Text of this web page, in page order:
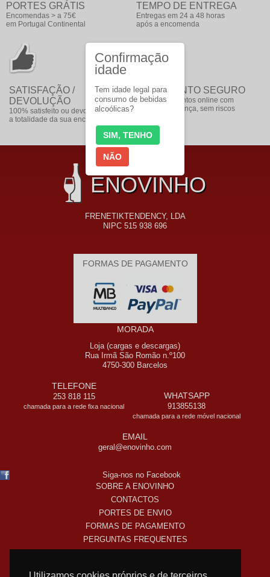
PORTES GRÁTIS
Encomendas > a 75€
em Portugal Continental
TEMPO DE ENTREGA
Entregas em 24 a 48 horas
após a encomenda
SATISFAÇÃO /
DEVOLUÇÃO
100% satisfeito ou devolvemos
a totalidade da sua encomenda
PAGAMENTO SEGURO
faça pagamentos online com
toda a segurança, sem riscos
ENOVINHO
FRENETIKTENDENCY, LDA
NIPC 515 938 696
FORMAS DE PAGAMENTO
MORADA
Loja (cargas e descargas)
Rua Irmã São Romão n.º100
4750-300 Barcelos
TELEFONE
253 818 115
chamada para a rede fixa nacional
WHATSAPP
913855138
chamada para a rede móvel nacional
EMAIL
geral@enovinho.com
Siga-nos no Facebook
SOBRE A ENOVINHO
CONTACTOS
PORTES DE ENVIO
FORMAS DE PAGAMENTO
PERGUNTAS FREQUENTES
Confirmação
idade
Tem idade legal para
consumo de bebidas
alcoólicas?
SIM, TENHO
NÃO